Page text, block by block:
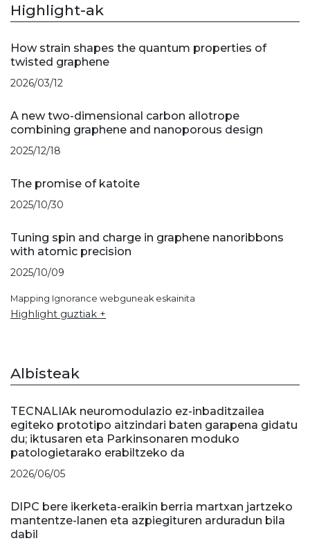
Highlight-ak
How strain shapes the quantum properties of
twisted graphene
2026/03/12
A new two-dimensional carbon allotrope
combining graphene and nanoporous design
2025/12/18
The promise of katoite
2025/10/30
Tuning spin and charge in graphene nanoribbons
with atomic precision
2025/10/09
Mapping Ignorance webguneak eskainita
Highlight guztiak +
Albisteak
TECNALIAk neuromodulazio ez-inbaditzailea
egiteko prototipo aitzindari baten garapena gidatu
du; iktusaren eta Parkinsonaren moduko
patologietarako erabiltzeko da
2026/06/05
DIPC bere ikerketa-eraikin berria martxan jartzeko
mantentze-lanen eta azpiegituren arduradun bila
dabil